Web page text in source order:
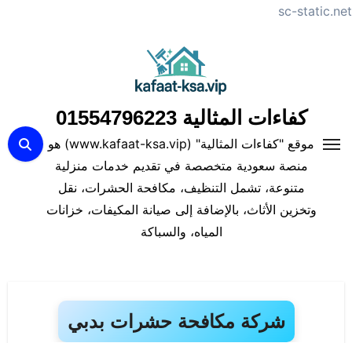
sc-static.net
كفاءات المثالية 01554796223
موقع "كفاءات المثالية" (www.kafaat-ksa.vip) هو
منصة سعودية متخصصة في تقديم خدمات منزلية
متنوعة، تشمل التنظيف، مكافحة الحشرات، نقل
وتخزين الأثاث، بالإضافة إلى صيانة المكيفات، خزانات
المياه، والسباكة
شركة مكافحة حشرات بدبي